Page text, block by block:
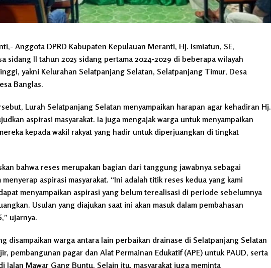
Anggota DPRD Kabupaten Kepulauan Meranti, Hj. Ismiatun, SE,
sidang II tahun 2025 sidang pertama 2024-2029 di beberapa wilayah
yakni Kelurahan Selatpanjang Selatan, Selatpanjang Timur, Desa
Banglas.
Lurah Selatpanjang Selatan menyampaikan harapan agar kehadiran Hj.
aspirasi masyarakat. Ia juga mengajak warga untuk menyampaikan
kepada wakil rakyat yang hadir untuk diperjuangkan di tingkat
bahwa reses merupakan bagian dari tanggung jawabnya sebagai
menyerap aspirasi masyarakat. “Ini adalah titik reses kedua yang kami
menyampaikan aspirasi yang belum terealisasi di periode sebelumnya
Usulan yang diajukan saat ini akan masuk dalam pembahasan
ujarnya.
disampaikan warga antara lain perbaikan drainase di Selatpanjang Selatan
pembangunan pagar dan Alat Permainan Edukatif (APE) untuk PAUD, serta
Jalan Mawar Gang Buntu. Selain itu, masyarakat juga meminta